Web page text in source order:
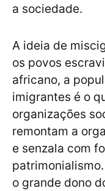
a sociedade.
A ideia de
os povos
africano, a
imigrantes é o
organizações
remontam a
e senzala com
o grande dono